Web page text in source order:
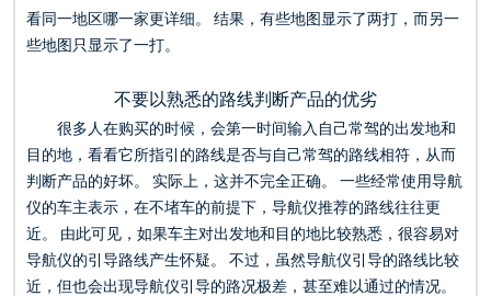
看同一地区哪一家更详细。 结果，有些地图显示了两打，而另一
些地图只显示了一打。
不要以熟悉的路线判断产品的优劣
很多人在购买的时候，会第一时间输入自己常驾的出发地和
目的地，看看它所指引的路线是否与自己常驾的路线相符，从而
判断产品的好坏。 实际上，这并不完全正确。 一些经常使用导航
仪的车主表示，在不堵车的前提下，导航仪推荐的路线往往更
近。 由此可见，如果车主对出发地和目的地比较熟悉，很容易对
导航仪的引导路线产生怀疑。 不过，虽然导航仪引导的路线比较
近，但也会出现导航仪引导的路况极差，甚至难以通过的情况。